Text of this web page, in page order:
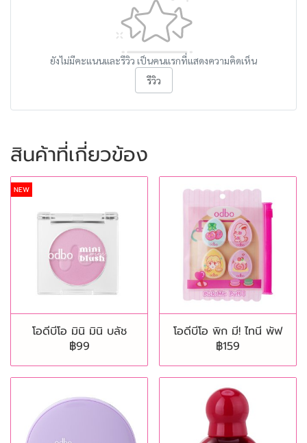
ยังไม่มีคะแนนและรีวิว เป็นคนแรกที่แสดงความคิดเห็น
รีวิว
สินค้าที่เกี่ยวข้อง
NEW
โอดีบีโอ มินิ มินิ บลัช
฿99
โอดีบีโอ พิก มี! ไทนี พัฟ
฿159